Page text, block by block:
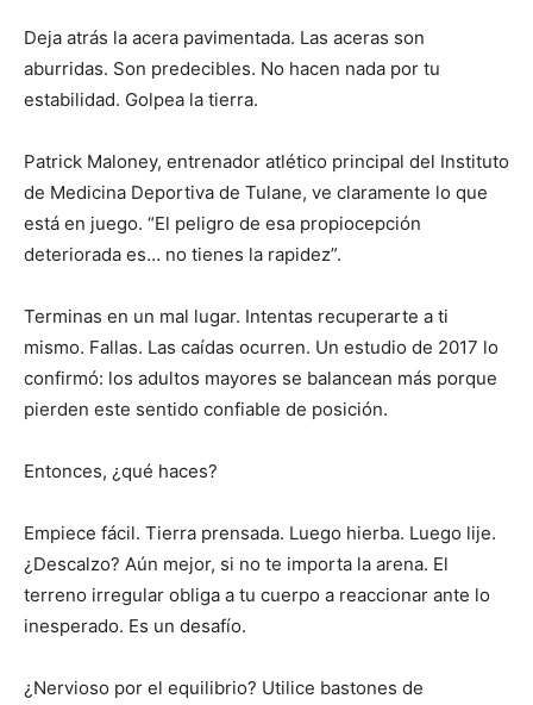
Deja atrás la acera pavimentada. Las aceras son
aburridas. Son predecibles. No hacen nada por tu
estabilidad. Golpea la tierra.
Patrick Maloney, entrenador atlético principal del Instituto
de Medicina Deportiva de Tulane, ve claramente lo que
está en juego. “El peligro de esa propiocepción
deteriorada es… no tienes la rapidez”.
Terminas en un mal lugar. Intentas recuperarte a ti
mismo. Fallas. Las caídas ocurren. Un estudio de 2017 lo
confirmó: los adultos mayores se balancean más porque
pierden este sentido confiable de posición.
Entonces, ¿qué haces?
Empiece fácil. Tierra prensada. Luego hierba. Luego lije.
¿Descalzo? Aún mejor, si no te importa la arena. El
terreno irregular obliga a tu cuerpo a reaccionar ante lo
inesperado. Es un desafío.
¿Nervioso por el equilibrio? Utilice bastones de